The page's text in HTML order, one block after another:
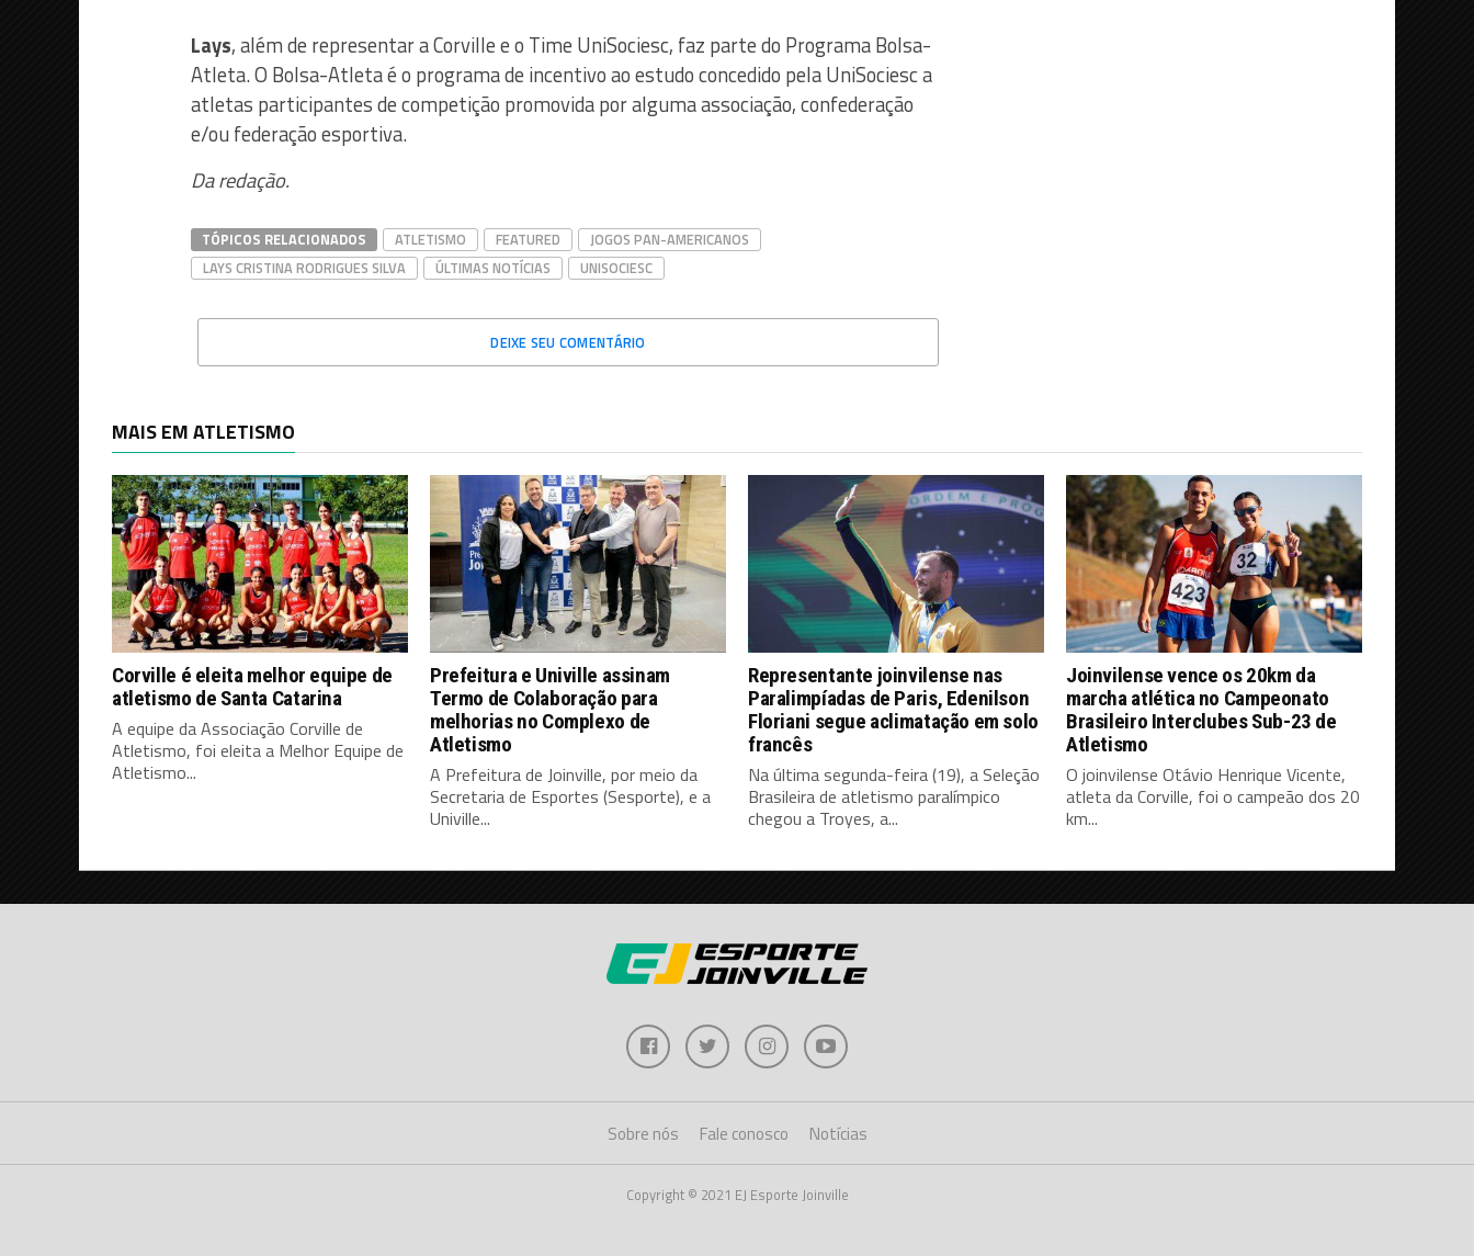
Lays, além de representar a Corville e o Time UniSociesc, faz parte do Programa Bolsa-
Atleta. O Bolsa-Atleta é o programa de incentivo ao estudo concedido pela UniSociesc a
atletas participantes de competição promovida por alguma associação, confederação
e/ou federação esportiva.
Da redação.
TÓPICOS RELACIONADOS ATLETISMO FEATURED
JOGOS PAN-AMERICANOS
LAYS CRISTINA RODRIGUES SILVA
ÚLTIMAS NOTÍCIAS UNISOCIESC
DEIXE SEU COMENTÁRIO
MAIS EM ATLETISMO
Corville é eleita melhor equipe de
atletismo de Santa Catarina
A equipe da Associação Corville de
Atletismo, foi eleita a Melhor Equipe de
Atletismo...
Prefeitura e Univille assinam
Termo de Colaboração para
melhorias no Complexo de
Atletismo
A Prefeitura de Joinville, por meio da
Secretaria de Esportes (Sesporte), e a
Univille...
Representante joinvilense nas
Paralimpíadas de Paris, Edenilson
Floriani segue aclimatação em solo
francês
Na última segunda-feira (19), a Seleção
Brasileira de atletismo paralímpico
chegou a Troyes, a...
Joinvilense vence os 20km da
marcha atlética no Campeonato
Brasileiro Interclubes Sub-23 de
Atletismo
O joinvilense Otávio Henrique Vicente,
atleta da Corville, foi o campeão dos 20
km...
Sobre nós Fale conosco Notícias
Copyright © 2021 EJ Esporte Joinville